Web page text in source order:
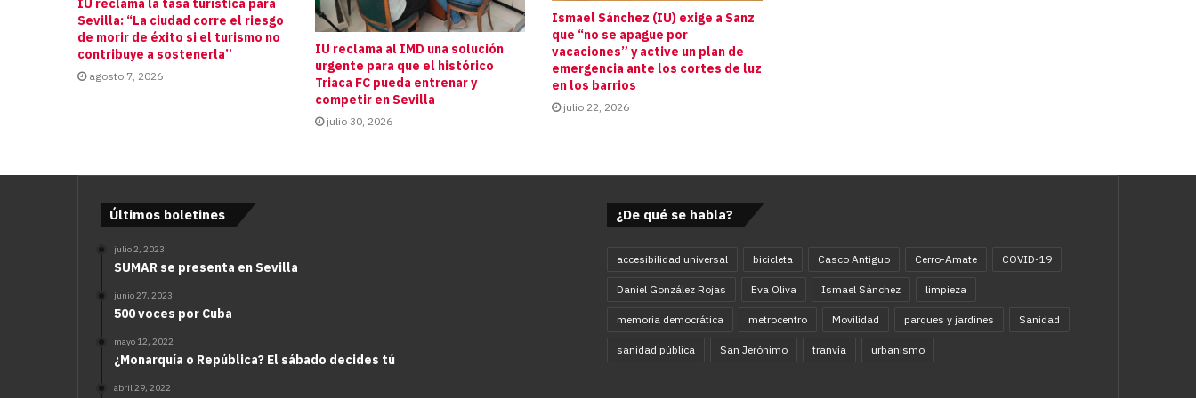
IU reclama la tasa turística para
Sevilla: “La ciudad corre el riesgo
de morir de éxito si el turismo no
contribuye a sostenerla”
agosto 7, 2026
IU reclama al IMD una solución
urgente para que el histórico
Triaca FC pueda entrenar y
competir en Sevilla
julio 30, 2026
Ismael Sánchez (IU) exige a Sanz
que “no se apague por
vacaciones” y active un plan de
emergencia ante los cortes de luz
en los barrios
julio 22, 2026
Últimos boletines
julio 2, 2023
SUMAR se presenta en Sevilla
junio 27, 2023
500 voces por Cuba
mayo 12, 2022
¿Monarquía o República? El sábado decides tú
abril 29, 2022
¿De qué se habla?
accesibilidad universal bicicleta Casco Antiguo Cerro-Amate COVID-19
Daniel González Rojas Eva Oliva Ismael Sánchez limpieza
memoria democrática metrocentro Movilidad parques y jardines Sanidad
sanidad pública San Jerónimo tranvía urbanismo